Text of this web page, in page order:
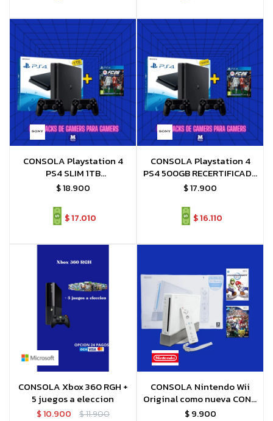
CONSOLA Playstation 4
PS4 SLIM 1TB
RECERTIFICADA + FC26 o
$18.900
$17.010
CONSOLA Playstation 4
PS4 500GB RECERTIFICADA
+ FC26 o juego a eleccion
$17.900
$16.110
CONSOLA Xbox 360 RGH +
5 juegos a eleccion
$10.900 $11.900
CONSOLA Nintendo Wii
Original como nueva CON 2
JUEGOS ORIGINALES
$ 9.900